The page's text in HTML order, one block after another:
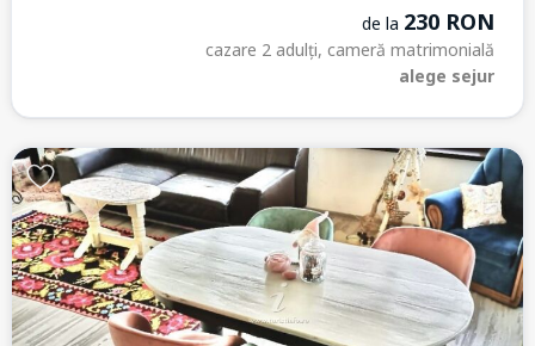
de la 230 RON
cazare 2 adulți, cameră matrimonială
alege sejur